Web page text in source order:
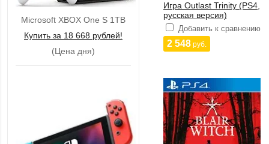
Microsoft XBOX One S 1TB
Купить за 18 668 рублей!
(Цена дня)
Игра Outlast Trinity (PS4,
русская версия)
Добавить к сравнению
2 548 руб.